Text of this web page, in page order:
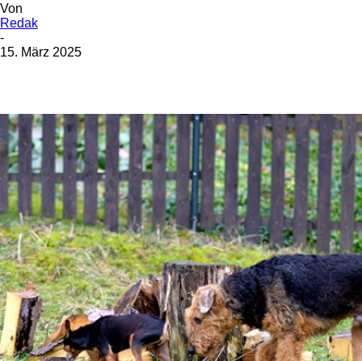
Von
Redak
-
15. März 2025